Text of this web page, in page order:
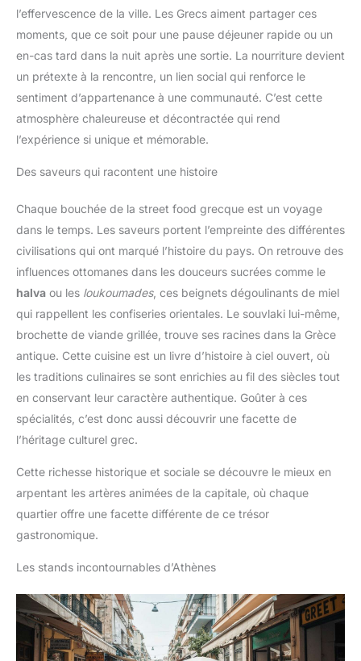
l’effervescence de la ville. Les Grecs aiment partager ces
moments, que ce soit pour une pause déjeuner rapide ou un
en-cas tard dans la nuit après une sortie. La nourriture devient
un prétexte à la rencontre, un lien social qui renforce le
sentiment d’appartenance à une communauté. C’est cette
atmosphère chaleureuse et décontractée qui rend
l’expérience si unique et mémorable.
Des saveurs qui racontent une histoire
Chaque bouchée de la street food grecque est un voyage
dans le temps. Les saveurs portent l’empreinte des différentes
civilisations qui ont marqué l’histoire du pays. On retrouve des
influences ottomanes dans les douceurs sucrées comme le
halva ou les loukoumades, ces beignets dégoulinants de miel
qui rappellent les confiseries orientales. Le souvlaki lui-même,
brochette de viande grillée, trouve ses racines dans la Grèce
antique. Cette cuisine est un livre d’histoire à ciel ouvert, où
les traditions culinaires se sont enrichies au fil des siècles tout
en conservant leur caractère authentique. Goûter à ces
spécialités, c’est donc aussi découvrir une facette de
l’héritage culturel grec.
Cette richesse historique et sociale se découvre le mieux en
arpentant les artères animées de la capitale, où chaque
quartier offre une facette différente de ce trésor
gastronomique.
Les stands incontournables d’Athènes